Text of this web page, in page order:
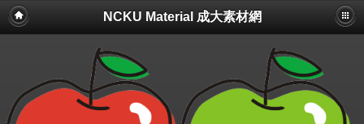
NCKU Material 成大素材網